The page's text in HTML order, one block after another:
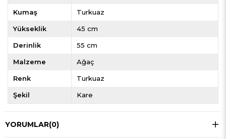
Kumaş Turkuaz
Yükseklik 45 cm
Derinlik 55 cm
Malzeme Ağaç
Renk Turkuaz
Şekil Kare
YORUMLAR(0)